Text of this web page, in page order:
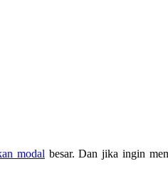
modal besar. Dan jika ingin